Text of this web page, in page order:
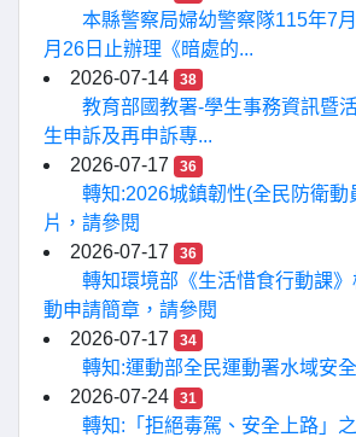
本縣警察局婦幼警察隊115年7
月26日止辦理《暗處的...
2026-07-14
38
教育部國教署-學生事務資訊暨
生申訴及再申訴專...
2026-07-17
36
轉知:2026城鎮韌性(全民防衛動
片，請參閱
2026-07-17
36
轉知環境部《生活惜食行動課
動申請簡章，請參閱
2026-07-17
34
轉知:運動部全民運動署水域安
2026-07-24
31
轉知:「拒絕毒駕、安全上路」